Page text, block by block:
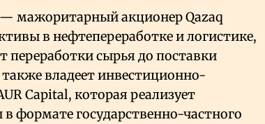
мажоритарный акционер Qazaq
в нефтепереработке и логистике,
переработки сырья до поставки
владеет инвестиционно-
Capital, которая реализует
формате государственно-частного